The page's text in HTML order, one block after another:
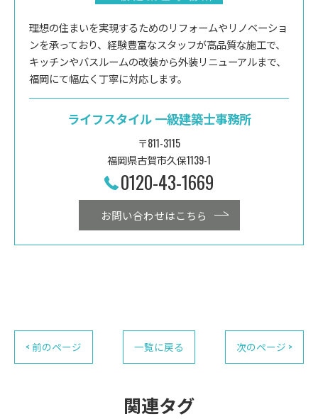
理想の住まいを実現するためのリフォームやリノベーショ
ンを承っており、経験豊富なスタッフが高品質な施工で、
キッチンやバスルームの改装から外装リニューアルまで、
福岡にて幅広く丁寧に対応します。
ライフスタイル 一級建築士事務所
〒811-3115
福岡県古賀市久保1139-1
0120-43-1669
お問い合わせはこちら
< 前のページ 一覧に戻る 次のページ >
関連タグ